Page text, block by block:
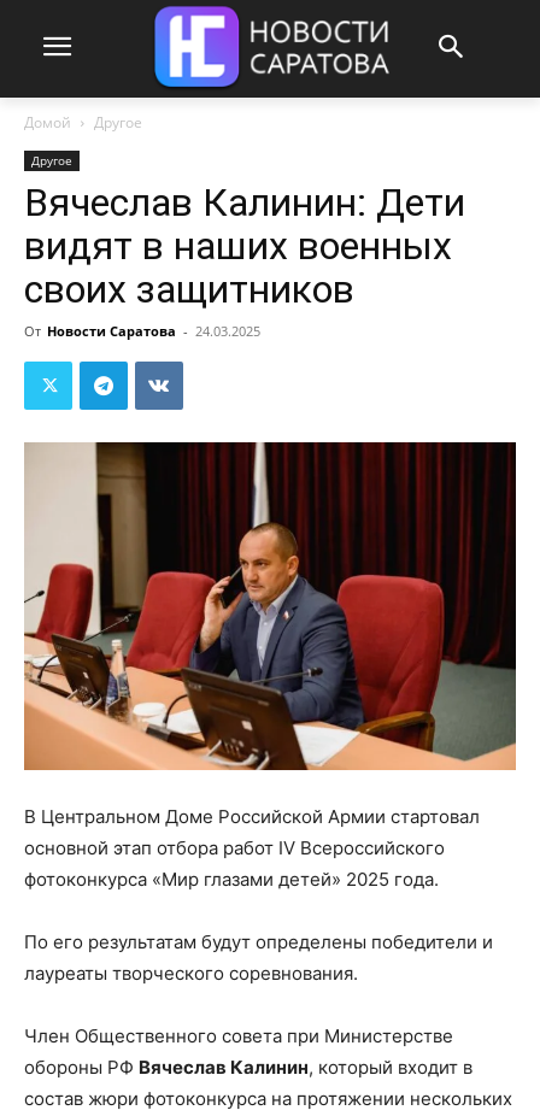
Домой Другое
Другое
Вячеслав Калинин: Дети
видят в наших военных
своих защитников
От Новости Саратова - 24.03.2025
В Центральном Доме Российской Армии стартовал
основной этап отбора работ IV Всероссийского
фотоконкурса «Мир глазами детей» 2025 года.
По его результатам будут определены победители и
лауреаты творческого соревнования.
Член Общественного совета при Министерстве
обороны РФ Вячеслав Калинин, который входит в
состав жюри фотоконкурса на протяжении нескольких